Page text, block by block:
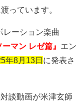
っています。
レーション楽曲
ーマン レゼ篇』
エン
年8月13日 に発表さ
談動画が米津玄師